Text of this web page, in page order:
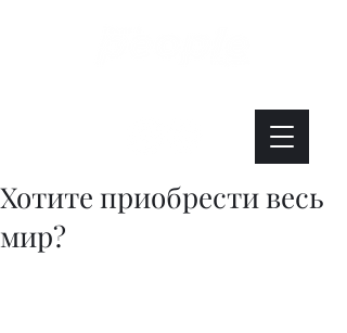
Хотите приобрести весь
мир?